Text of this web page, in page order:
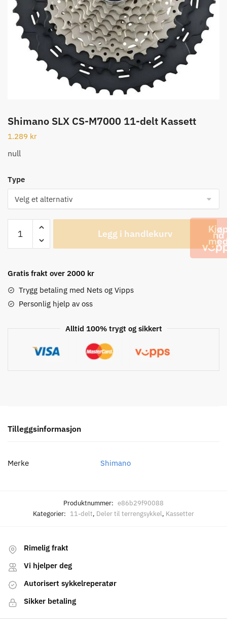
Shimano SLX CS-M7000 11-delt Kassett
1.289 kr
null
Type
SLX
CS-
11-
delt
Kassett
antall
Legg i handlekurv
Gratis frakt over 2000 kr
Trygg betaling med Nets og Vipps
Personlig hjelp av oss
Alltid 100% trygt og sikkert
Tilleggsinformasjon
Merke Shimano
Produktnummer: e86b29f90088
Kategorier: 11-delt, Deler til terrengsykkel, Kassetter
Rimelig frakt
Vi hjelper deg
Autorisert sykkelreperatør
Sikker betaling